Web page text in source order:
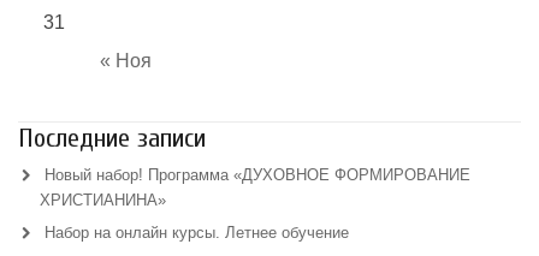
« Ноя
31
Последние записи
Новый набор! Программа «ДУХОВНОЕ ФОРМИРОВАНИЕ
ХРИСТИАНИНА»
Набор на онлайн курсы. Летнее обучение